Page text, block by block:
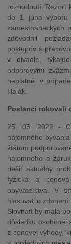
rozhodnutí. Rezort
do 1. júna výboru
zamestnaneckých
zdôvodnil
postupov s
v divadle,
odborovými
neplatné, v
Halák.
Poslanci rokovali
25. 05. 2022 -
nájomného
štátom
nájomného a
riešiť aktuálny
fyzická a
obyvateľstva. V
hlasovať o zdanení
Slovnaft by mala
dôsledku osobitnej
z cenovej výhody,